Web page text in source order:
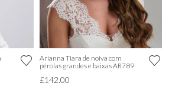
Arianna Tiara de noiva com
pérolas grandes e baixas AR789
£142.00